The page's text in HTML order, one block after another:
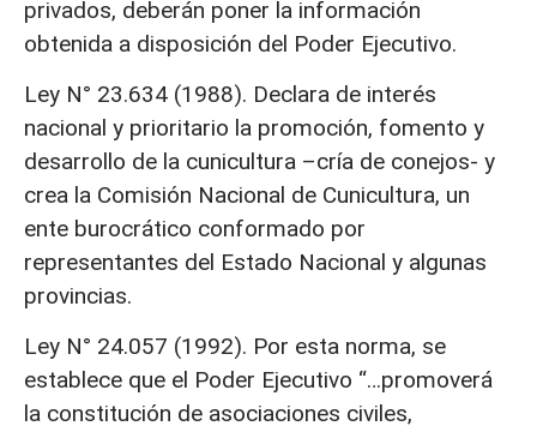
privados, deberán poner la información
obtenida a disposición del Poder Ejecutivo.
Ley N° 23.634 (1988). Declara de interés
nacional y prioritario la promoción, fomento y
desarrollo de la cunicultura –cría de conejos- y
crea la Comisión Nacional de Cunicultura, un
ente burocrático conformado por
representantes del Estado Nacional y algunas
provincias.
Ley N° 24.057 (1992). Por esta norma, se
establece que el Poder Ejecutivo “…promoverá
la constitución de asociaciones civiles,